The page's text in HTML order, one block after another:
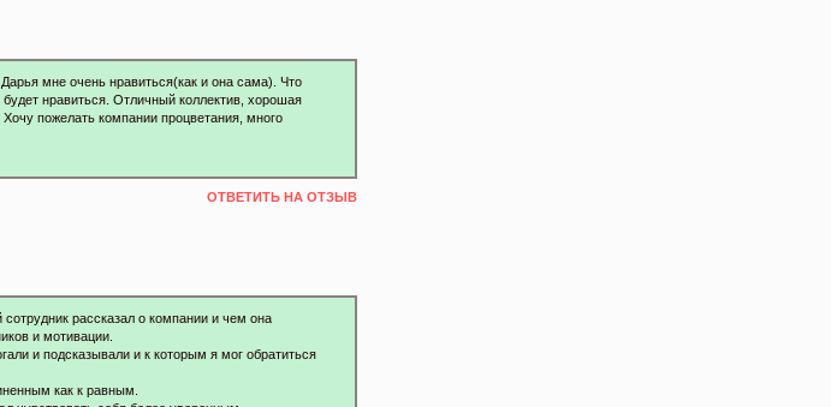
мне очень нравиться(как и она сама). Что
нравиться. Отличный коллектив, хорошая
пожелать компании процветания, много
ОТВЕТИТЬ НА ОТЗЫВ
рассказал о компании и чем она
и мотивации.
и подсказывали и к которым я мог обратиться
как к равным.